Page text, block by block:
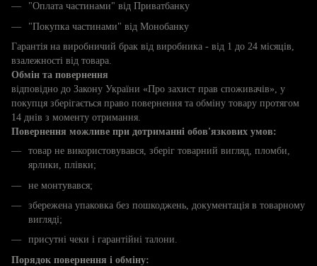
"Оплата частинами" від Приватбанку
"Покупка частинами" від Монобанку
Гарантія на виробничий брак від виробника - від 1 до 24 місяців,
взалежності від товара.
Обмін та повернення
відповідно до Закону України «Про захист прав споживачів», у
покупця зберігається право повернення та обміну товару протягом
14 днів з моменту отримання.
Повернення можливе при дотриманні обов'язкових умов:
товар не використовувався, зберіг товарний вигляд, пломби,
ярлики, плівки;
не монтувався;
збережена упаковка без пошкоджень, документація в товарному
вигляді;
присутні чеки і гарантійні талони.
Порядок повернення і обміну: